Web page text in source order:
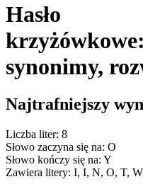
Hasło
krzyżówkowe:
synonimy,
Najtrafniejszy
Liczba liter: 8
Słowo zaczyna się na: O
Słowo kończy się na: Y
Zawiera litery: I, I, N, O, T,